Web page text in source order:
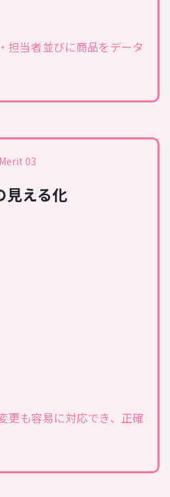
担当者並びに商品をデータ
03
見える化
更も容易に対応でき、正確